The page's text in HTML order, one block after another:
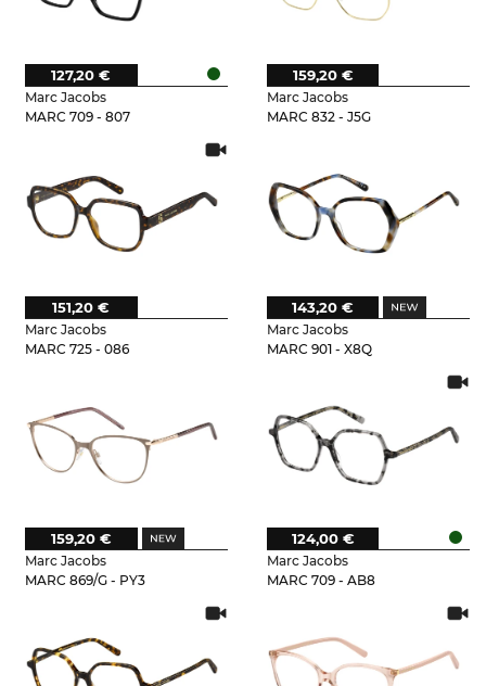
Marc Jacobs
MARC 709 - 807
127,20 €
Marc Jacobs
MARC 832 - J5G
159,20 €
Marc Jacobs
MARC 725 - 086
151,20 €
Marc Jacobs
MARC 901 - X8Q
143,20 €
Marc Jacobs
MARC 869/G - PY3
159,20 €
Marc Jacobs
MARC 709 - AB8
124,00 €